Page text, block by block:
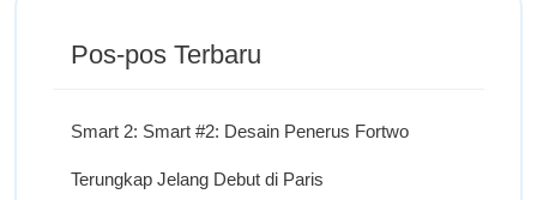
Pos-pos Terbaru
Smart 2: Smart #2: Desain Penerus Fortwo
Terungkap Jelang Debut di Paris